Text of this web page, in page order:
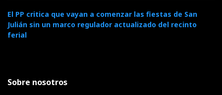
El PP critica que vayan a comenzar las fiestas de San
Julián sin un marco regulador actualizado del recinto
ferial
Sobre nosotros